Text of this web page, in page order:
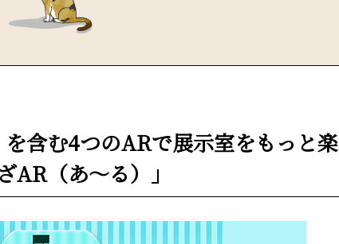
含む4つのARで展示室をもっと楽
AR（あ～る）」